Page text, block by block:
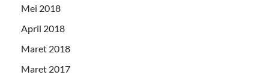
Mei 2018
April 2018
Maret 2018
Maret 2017